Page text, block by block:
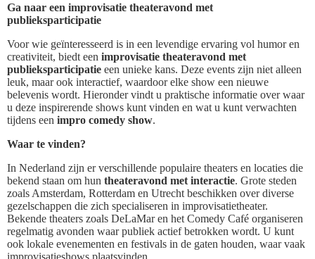
Ga naar een improvisatie theateravond met
publieksparticipatie
Voor wie geïnteresseerd is in een levendige ervaring vol humor en
creativiteit, biedt een improvisatie theateravond met
publieksparticipatie een unieke kans. Deze events zijn niet alleen
leuk, maar ook interactief, waardoor elke show een nieuwe
belevenis wordt. Hieronder vindt u praktische informatie over waar
u deze inspirerende shows kunt vinden en wat u kunt verwachten
tijdens een impro comedy show.
Waar te vinden?
In Nederland zijn er verschillende populaire theaters en locaties die
bekend staan om hun theateravond met interactie. Grote steden
zoals Amsterdam, Rotterdam en Utrecht beschikken over diverse
gezelschappen die zich specialiseren in improvisatietheater.
Bekende theaters zoals DeLaMar en het Comedy Café organiseren
regelmatig avonden waar publiek actief betrokken wordt. U kunt
ook lokale evenementen en festivals in de gaten houden, waar vaak
improvisatieshows plaatsvinden.